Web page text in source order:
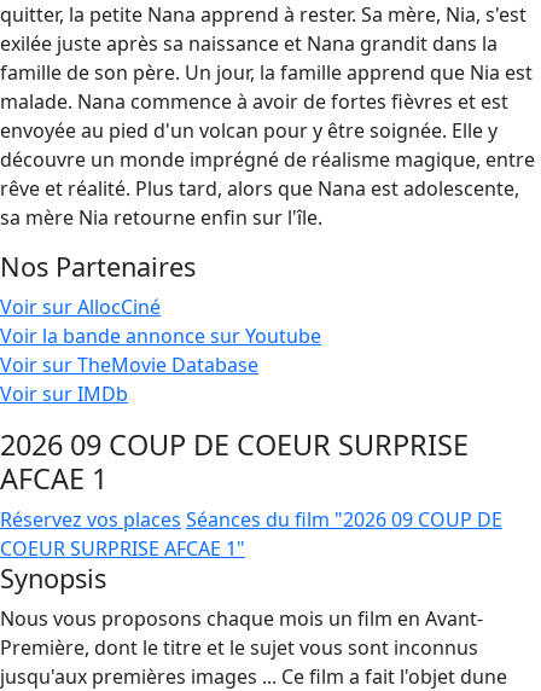
quitter, la petite Nana apprend à rester. Sa mère, Nia, s'est
exilée juste après sa naissance et Nana grandit dans la
famille de son père. Un jour, la famille apprend que Nia est
malade. Nana commence à avoir de fortes fièvres et est
envoyée au pied d'un volcan pour y être soignée. Elle y
découvre un monde imprégné de réalisme magique, entre
rêve et réalité. Plus tard, alors que Nana est adolescente,
sa mère Nia retourne enfin sur l'île.
Nos Partenaires
Voir sur AllocCiné
Voir la bande annonce sur Youtube
Voir sur TheMovie Database
Voir sur IMDb
2026 09 COUP DE COEUR SURPRISE
AFCAE 1
Réservez vos places Séances du film "2026 09 COUP DE
COEUR SURPRISE AFCAE 1"
Synopsis
Nous vous proposons chaque mois un film en Avant-
Première, dont le titre et le sujet vous sont inconnus
jusqu'aux premières images ... Ce film a fait l'objet dune